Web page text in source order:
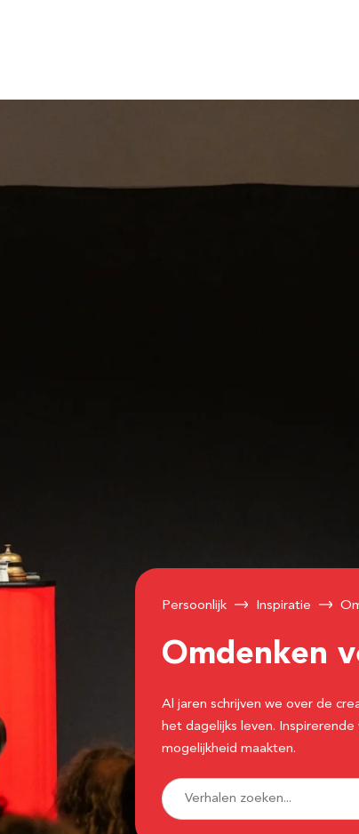
Persoonlijk Inspiratie
Omdenken
Al jaren schrijven we over de
het dagelijks leven.
mogelijkheid maakten.